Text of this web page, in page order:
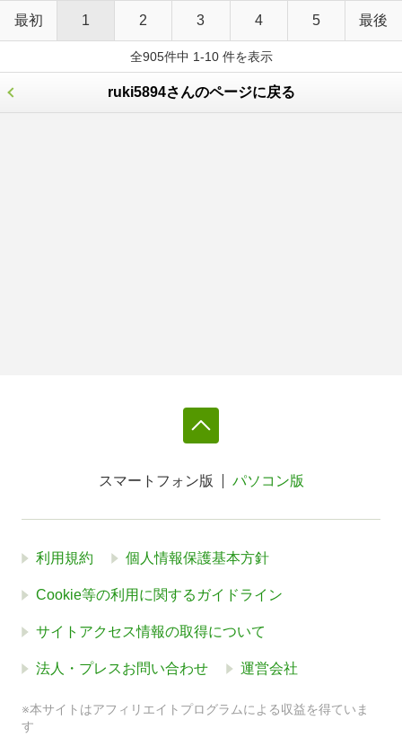
最初 1 2 3 4 5 最後
全905件中 1-10 件を表示
ruki5894さんのページに戻る
スマートフォン版 パソコン版
利用規約 個人情報保護基本方針
Cookie等の利用に関するガイドライン
サイトアクセス情報の取得について
法人・プレスお問い合わせ 運営会社
※本サイトはアフィリエイトプログラムによる収益を得ていま
す